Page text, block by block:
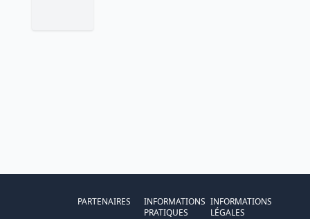
PARTENAIRES
INFORMATIONS
PRATIQUES
INFORMATIONS
LÉGALES